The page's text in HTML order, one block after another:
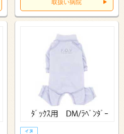
取扱い病院